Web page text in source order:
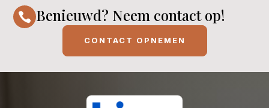
 Benieuwd? Neem contact op!
CONTACT OPNEMEN